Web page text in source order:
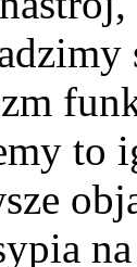
to